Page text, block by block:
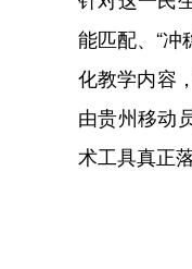
能匹配、“
化教学内容
由贵州移动
术工具真正